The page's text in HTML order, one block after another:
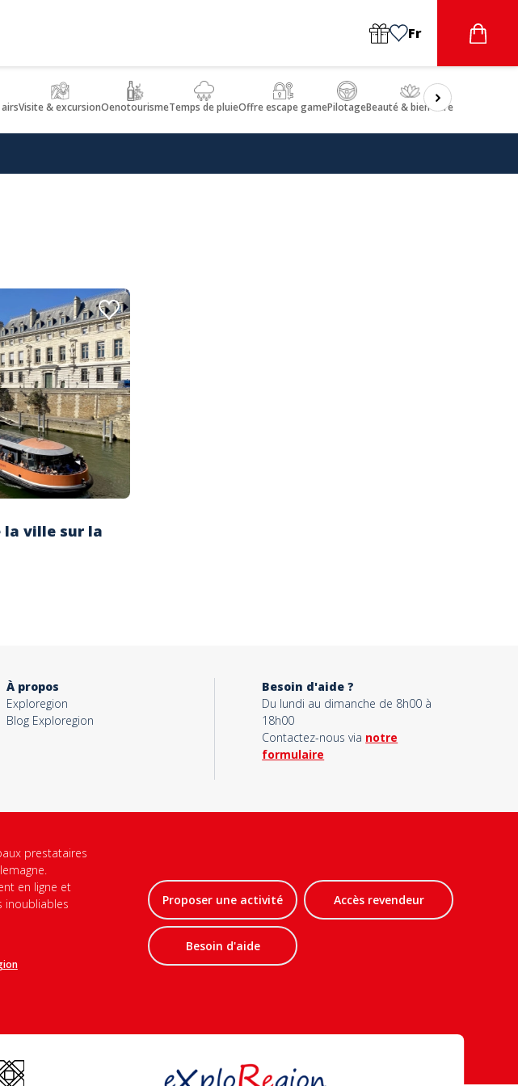
Fr
Visite & excursionOenotourismeTemps de pluieOffre escape gamePilotageBeauté & bien-être
la ville sur la
À propos
Exploregion
Blog Exploregion
Besoin d'aide ?
Du lundi au dimanche de 8h00 à
18h00
Contactez-nous via notre
formulaire
prestataires
en ligne et
inoubliables
Proposer une activité Accès revendeur
Besoin d'aide